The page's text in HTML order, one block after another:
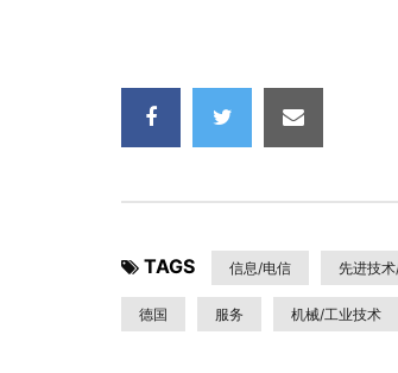
TAGS 信息/电信 先进技
德国 服务 机械/工业技术